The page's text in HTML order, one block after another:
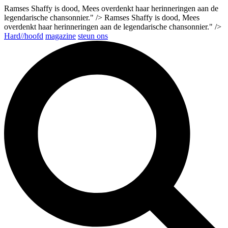
Ramses Shaffy is dood, Mees overdenkt haar herinneringen aan de
legendarische chansonnier." /> Ramses Shaffy is dood, Mees
overdenkt haar herinneringen aan de legendarische chansonnier." />
Hard//hoofd magazine steun ons